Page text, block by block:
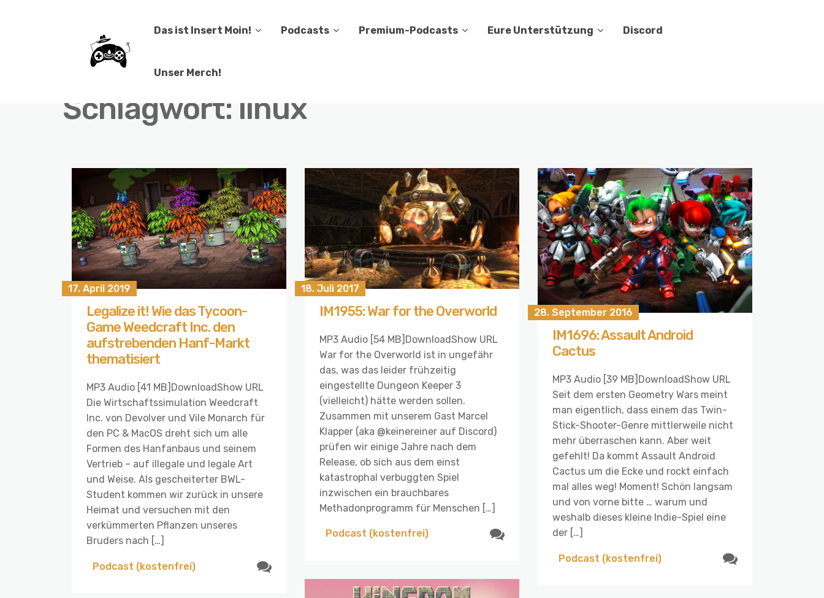
Das ist Insert Moin! Podcasts Premium-Podcasts Eure Unterstützung Discord
Unser Merch!
Schlagwort: linux
17. April 2019
Legalize it! Wie das Tycoon-
Game Weedcraft Inc. den
aufstrebenden Hanf-Markt
thematisiert
MP3 Audio [41 MB]DownloadShow URL
Die Wirtschaftssimulation Weedcraft
Inc. von Devolver und Vile Monarch für
den PC & MacOS dreht sich um alle
Formen des Hanfanbaus und seinem
Vertrieb – auf illegale und legale Art
und Weise. Als gescheiterter BWL-
Student kommen wir zurück in unsere
Heimat und versuchen mit den
verkümmerten Pflanzen unseres
Bruders nach […]
Podcast (kostenfrei)
18. Juli 2017
IM1955: War for the Overworld
MP3 Audio [54 MB]DownloadShow URL
War for the Overworld ist in ungefähr
das, was das leider frühzeitig
eingestellte Dungeon Keeper 3
(vielleicht) hätte werden sollen.
Zusammen mit unserem Gast Marcel
Klapper (aka @keinereiner auf Discord)
prüfen wir einige Jahre nach dem
Release, ob sich aus dem einst
katastrophal verbuggten Spiel
inzwischen ein brauchbares
Methadonprogramm für Menschen […]
Podcast (kostenfrei)
28. September 2016
IM1696: Assault Android
Cactus
MP3 Audio [39 MB]DownloadShow URL
Seit dem ersten Geometry Wars meint
man eigentlich, dass einem das Twin-
Stick-Shooter-Genre mittlerweile nicht
mehr überraschen kann. Aber weit
gefehlt! Da kommt Assault Android
Cactus um die Ecke und rockt einfach
mal alles weg! Moment! Schön langsam
und von vorne bitte … warum und
weshalb dieses kleine Indie-Spiel eine
der […]
Podcast (kostenfrei)